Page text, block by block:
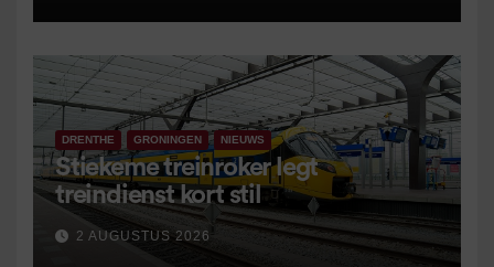
DRENTHE GRONINGEN NIEUWS
Stiekeme treinroker legt
treindienst kort stil
2 AUGUSTUS 2026